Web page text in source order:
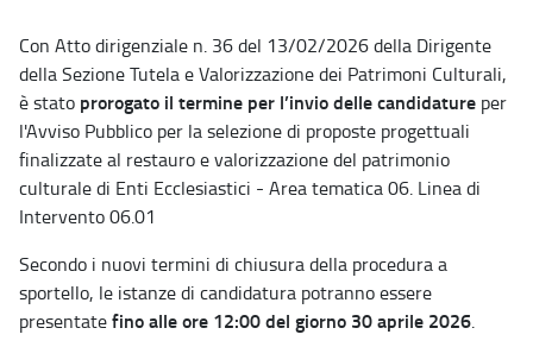
Con Atto dirigenziale n. 36 del 13/02/2026 della Dirigente
della Sezione Tutela e Valorizzazione dei Patrimoni Culturali,
è stato prorogato il termine per l’invio delle candidature per
l'Avviso Pubblico per la selezione di proposte progettuali
finalizzate al restauro e valorizzazione del patrimonio
culturale di Enti Ecclesiastici - Area tematica 06. Linea di
Intervento 06.01
Secondo i nuovi termini di chiusura della procedura a
sportello, le istanze di candidatura potranno essere
presentatefino alle ore 12:00 del giorno 30 aprile 2026.